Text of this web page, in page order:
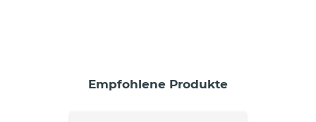
Empfohlene Produkte